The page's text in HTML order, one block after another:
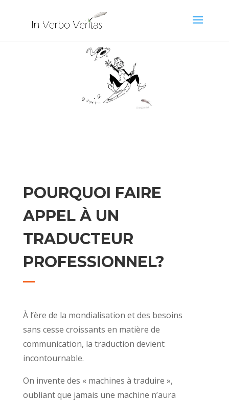
POURQUOI FAIRE
APPEL À UN
TRADUCTEUR
PROFESSIONNEL?
À l’ère de la mondialisation et des besoins
sans cesse croissants en matière de
communication, la traduction devient
incontournable.
On invente des « machines à traduire »,
oubliant que jamais une machine n’aura